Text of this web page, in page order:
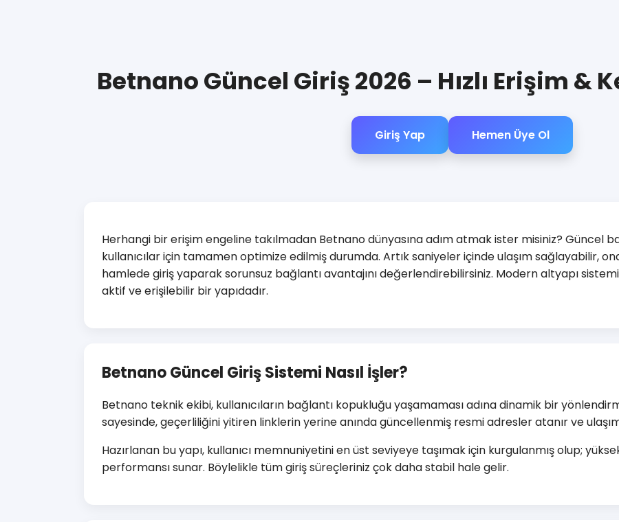
Betnano Güncel Giriş 2026 – Hızlı Erişim &
Giriş Yap Hemen Üye Ol
Herhangi bir erişim engeline takılmadan Betnano dünyasına adım atmak ister misiniz? Güncel
kullanıcılar için tamamen optimize edilmiş durumda. Artık saniyeler içinde ulaşım sağlayabilir,
hamlede giriş yaparak sorunsuz bağlantı avantajını değerlendirebilirsiniz. Modern altyapı
aktif ve erişilebilir bir yapıdadır.
Betnano Güncel Giriş Sistemi Nasıl İşler?
Betnano teknik ekibi, kullanıcıların bağlantı kopukluğu yaşamaması adına dinamik bir
sayesinde, geçerliliğini yitiren linklerin yerine anında güncellenmiş resmi adresler atanır ve
Hazırlanan bu yapı, kullanıcı memnuniyetini en üst seviyeye taşımak için kurgulanmış olup;
performansı sunar. Böylelikle tüm giriş süreçleriniz çok daha stabil hale gelir.